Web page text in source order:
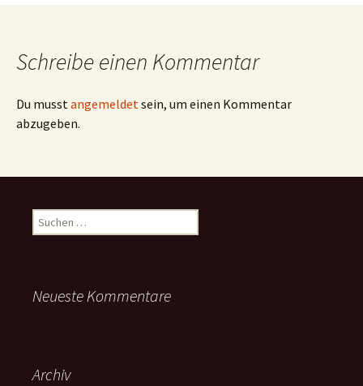
Schreibe einen Kommentar
Du musstangemeldetsein, um einen Kommentar
abzugeben.
Suchen
nach:
Neueste Kommentare
Archiv